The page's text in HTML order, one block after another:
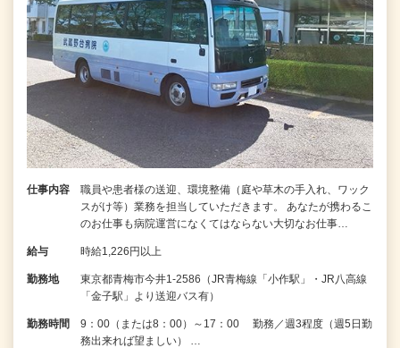
仕事内容
職員や患者様の送迎、環境整備（庭や草木の手入れ、ワック
スがけ等）業務を担当していただきます。 あなたが携わるこ
のお仕事も病院運営になくてはならない大切なお仕事…
給与 時給1,226円以上
勤務地
東京都青梅市今井1-2586（JR青梅線「小作駅」・JR八高線
「金子駅」より送迎バス有）
勤務時間
9：00（または8：00）～17：00 勤務／週3程度（週5日勤
務出来れば望ましい） …